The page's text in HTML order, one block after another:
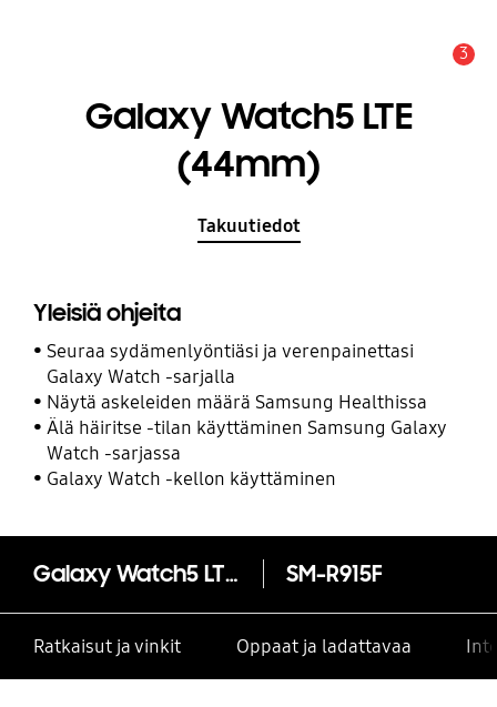
3
Galaxy Watch5 LTE
(44mm)
Takuutiedot
Yleisiä ohjeita
Seuraa sydämenlyöntiäsi ja verenpainettasi
Galaxy Watch -sarjalla
Näytä askeleiden määrä Samsung Healthissa
Älä häiritse -tilan käyttäminen Samsung Galaxy
Watch -sarjassa
Galaxy Watch -kellon käyttäminen
Galaxy Watch5 LTE (44mm) SM-R915F
Ratkaisut ja vinkit Oppaat ja ladattavaa